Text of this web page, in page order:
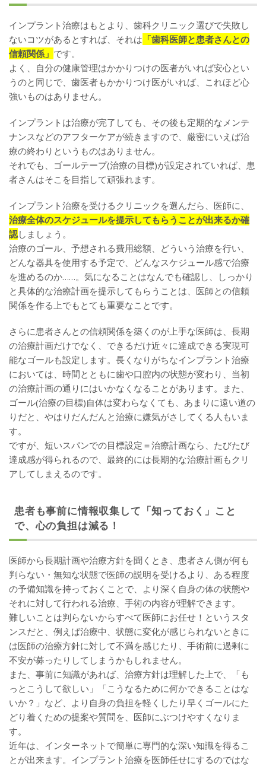
インプラント治療はもとより、歯科クリニック選びで失敗し
ないコツがあるとすれば、それは 「歯科医師と患者さんとの
信頼関係」 です。
よく、自分の健康管理はかかりつけの医者がいれば安心とい
うのと同じで、歯医者もかかりつけ医がいれば、これほど心
強いものはありません。
インプラントは治療が完了しても、その後も定期的なメンテ
ナンスなどのアフターケアが続きますので、厳密にいえば治
療の終わりというものはありません。
それでも、ゴールテープ(治療の目標)が設定されていれば、患
者さんはそこを目指して頑張れます。
インプラント治療を受けるクリニックを選んだら、医師に、
治療全体のスケジュールを提示してもらうことが出来るか確
認しましょう。
治療のゴール、予想される費用総額、どういう治療を行い、
どんな器具を使用する予定で、どんなスケジュール感で治療
を進めるのか……。気になることはなんでも確認し、しっかり
と具体的な治療計画を提示してもらうことは、医師との信頼
関係を作る上でもとても重要なことです。
さらに患者さんとの信頼関係を築くのが上手な医師は、長期
の治療計画だけでなく、できるだけ近々に達成できる実現可
能なゴールも設定します。長くなりがちなインプラント治療
においては、時間とともに歯や口腔内の状態が変わり、当初
の治療計画の通りにはいかなくなることがあります。また、
ゴール(治療の目標)自体は変わらなくても、あまりに遠い道の
りだと、やはりだんだんと治療に嫌気がさしてくる人もいま
す。
ですが、短いスパンでの目標設定＝治療計画なら、たびたび
達成感が得られるので、最終的には長期的な治療計画もクリ
アしてしまえるのです。
患者も事前に情報収集して「知っておく」こと
で、心の負担は減る！
医師から長期計画や治療方針を聞くとき、患者さん側が何も
判らない・無知な状態で医師の説明を受けるより、ある程度
の予備知識を持っておくことで、より深く自身の体の状態や
それに対して行われる治療、手術の内容が理解できます。
難しいことは判らないからすべて医師にお任せ！というスタ
ンスだと、例えば治療中、状態に変化が感じられないときに
は医師の治療方針に対して不満を感じたり、手術前に過剰に
不安が募ったりしてしまうかもしれません。
また、事前に知識があれば、治療方針は理解した上で、「も
っとこうして欲しい」「こうなるために何かできることはな
いか？」など、より自身の負担を軽くしたり早くゴールにた
どり着くための提案や質問を、医師にぶつけやすくなりま
す。
近年は、インターネットで簡単に専門的な深い知識を得るこ
とが出来ます。インプラント治療を医師任せにするのではな